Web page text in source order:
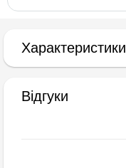
Характеристики
Відгуки